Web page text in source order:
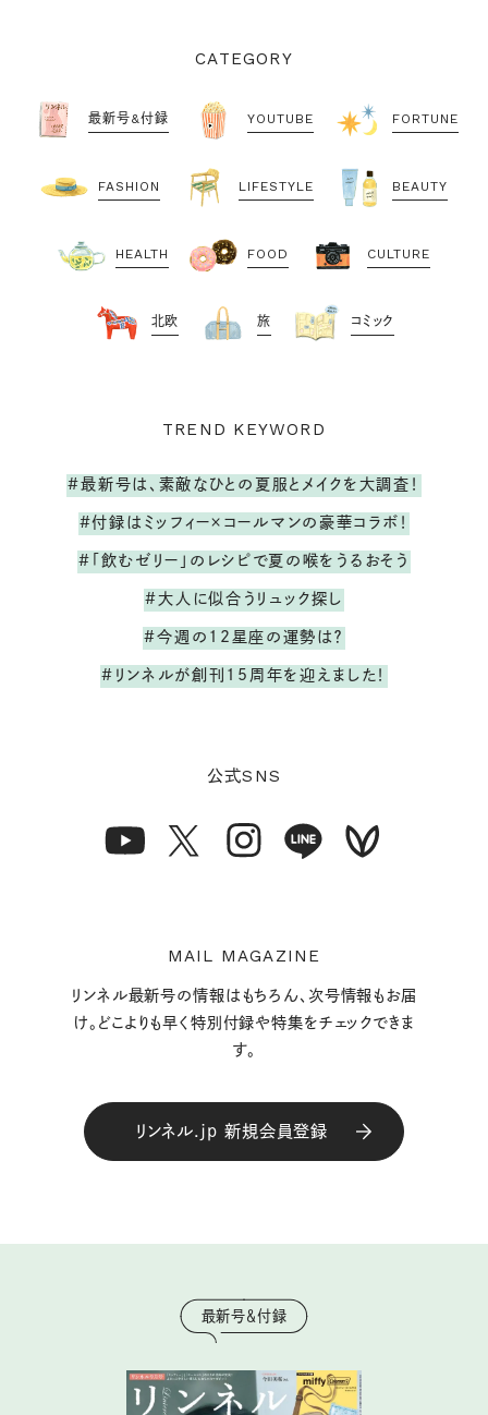
CATEGORY
最新号&付録 YOUTUBE FORTUNE
FASHION LIFESTYLE BEAUTY
HEALTH FOOD CULTURE
北欧 旅 コミック
TREND KEYWORD
#最新号は、素敵なひとの夏服とメイクを大調査！
#付録はミッフィー×コールマンの豪華コラボ！
#「飲むゼリー」のレシピで夏の喉をうるおそう
#大人に似合うリュック探し
#今週の12星座の運勢は？
#リンネルが創刊15周年を迎えました！
公式SNS
MAIL MAGAZINE
リンネル最新号の情報はもちろん、次号情報もお届
け。どこよりも早く特別付録や特集をチェックできま
す。
リンネル.jp 新規会員登録
最新号＆付録